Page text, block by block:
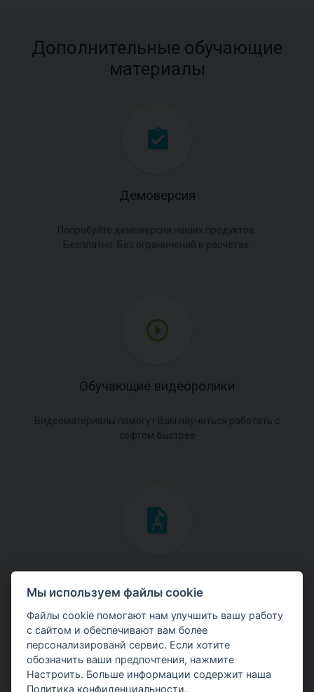
Дополнительные обучающие
материалы
Демоверсия
Обучающие видеоролики
Скачайте мануалы с теоретическими и практическими
примерами использования программ.
Мы используем файлы cookie
Файлы cookie помогают нам улучшить вашу работу
с сайтом и обеспечивают вам более
персонализированй сервис. Если хотите
обозначить ваши предпочтения, нажмите
Настроить. Больше информации содержит наша
Политика конфиденциальности.